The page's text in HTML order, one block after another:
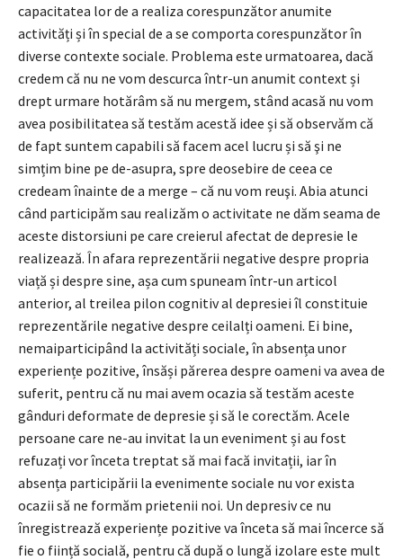
capacitatea lor de a realiza corespunzător anumite
activități și în special de a se comporta corespunzător în
diverse contexte sociale. Problema este urmatoarea, dacă
credem că nu ne vom descurca într-un anumit context și
drept urmare hotărâm să nu mergem, stând acasă nu vom
avea posibilitatea să testăm acestă idee și să observăm că
de fapt suntem capabili să facem acel lucru și să şi ne
simțim bine pe de-asupra, spre deosebire de ceea ce
credeam înainte de a merge – că nu vom reuşi. Abia atunci
când participăm sau realizăm o activitate ne dăm seama de
aceste distorsiuni pe care creierul afectat de depresie le
realizează. În afara reprezentării negative despre propria
viață și despre sine, așa cum spuneam într-un articol
anterior, al treilea pilon cognitiv al depresiei îl constituie
reprezentările negative despre ceilalți oameni. Ei bine,
nemaiparticipând la activități sociale, în absența unor
experiențe pozitive, însăși părerea despre oameni va avea de
suferit, pentru că nu mai avem ocazia să testăm aceste
gânduri deformate de depresie și să le corectăm. Acele
persoane care ne-au invitat la un eveniment și au fost
refuzați vor înceta treptat să mai facă invitații, iar în
absența participării la evenimente sociale nu vor exista
ocazii să ne formăm prietenii noi. Un depresiv ce nu
înregistrează experiențe pozitive va înceta să mai încerce să
fie o ființă socială, pentru că după o lungă izolare este mult